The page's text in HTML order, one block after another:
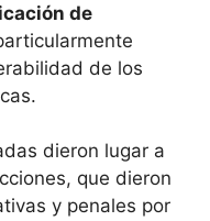
de
de los
dieron lugar a
que dieron
y penales por